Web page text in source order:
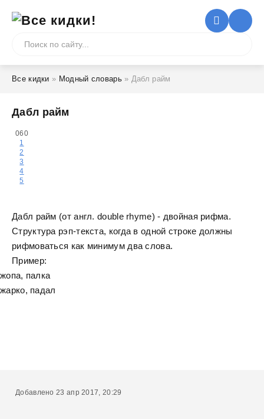
Все кидки » Модный словарь» Дабл райм
Дабл райм
060
1
2
3
4
5
Дабл райм (от англ. double rhyme) - двойная рифма.
Структура рэп-текста, когда в одной строке должны
рифмоваться как минимум два слова.
Пример:
жопа, палка
жарко, падал
Добавлено 23 апр 2017, 20:29